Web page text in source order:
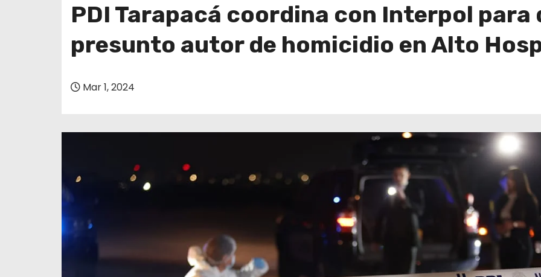
PDI Tarapacá coordina con Interpol para
presunto autor de homicidio en Alto
Mar 1, 2024